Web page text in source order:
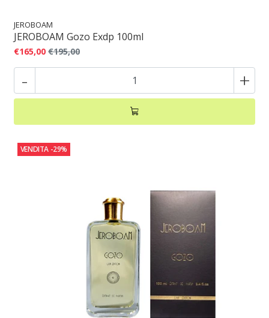
JEROBOAM
JEROBOAM Gozo Exdp 100ml
€165,00 €195,00
- +
VENDITA -29%